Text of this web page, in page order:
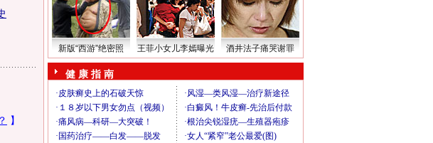
新版“西游”绝密照 王菲小女儿李嫣曝光 酒井法子痛哭谢罪
健 康 指 南